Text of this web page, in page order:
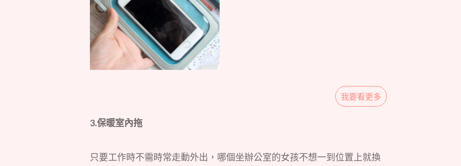
我要看更多
3.保暖室內拖
只要工作時不需時常走動外出，哪個坐辦公室的女孩不想一到位置上就換